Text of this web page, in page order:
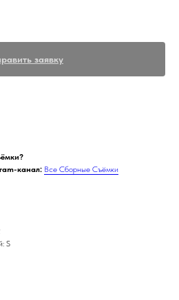
заявку
канал: Все Сборные Съёмки
S